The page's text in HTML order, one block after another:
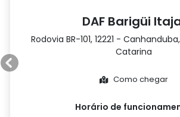
DAF Barigüi
Rodovia BR-101, 12221 -
Catarina
Como chegar
Horário de